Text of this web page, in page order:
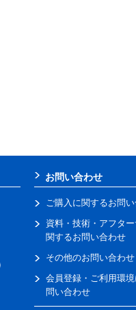
お問い合わせ
ご購入に関するお問
資料・技術・アフタ
関するお問い合わせ
その他のお問い合わせ
会員登録・ご利用環
問い合わせ